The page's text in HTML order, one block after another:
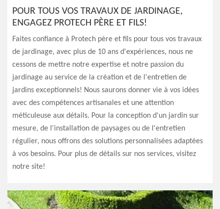
POUR TOUS VOS TRAVAUX DE JARDINAGE,
ENGAGEZ PROTECH PÈRE ET FILS!
Faites confiance à Protech père et fils pour tous vos travaux
de jardinage, avec plus de 10 ans d'expériences, nous ne
cessons de mettre notre expertise et notre passion du
jardinage au service de la création et de l'entretien de
jardins exceptionnels! Nous saurons donner vie à vos idées
avec des compétences artisanales et une attention
méticuleuse aux détails. Pour la conception d'un jardin sur
mesure, de l'installation de paysages ou de l'entretien
régulier, nous offrons des solutions personnalisées adaptées
à vos besoins. Pour plus de détails sur nos services, visitez
notre site!